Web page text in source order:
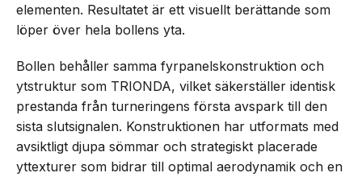
elementen. Resultatet är ett visuellt berättande som
löper över hela bollens yta.
Bollen behåller samma fyrpanelskonstruktion och
ytstruktur som TRIONDA, vilket säkerställer identisk
prestanda från turneringens första avspark till den
sista slutsignalen. Konstruktionen har utformats med
avsiktligt djupa sömmar och strategiskt placerade
yttexturer som bidrar till optimal aerodynamik och en